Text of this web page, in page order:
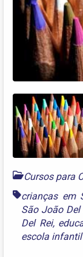
Cursos para
crianças em
São João Del
Del Rei,
escola